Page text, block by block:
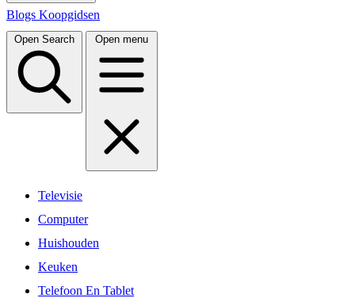
Blogs Koopgidsen
Open Search Open menu
Televisie
Computer
Huishouden
Keuken
Telefoon En Tablet